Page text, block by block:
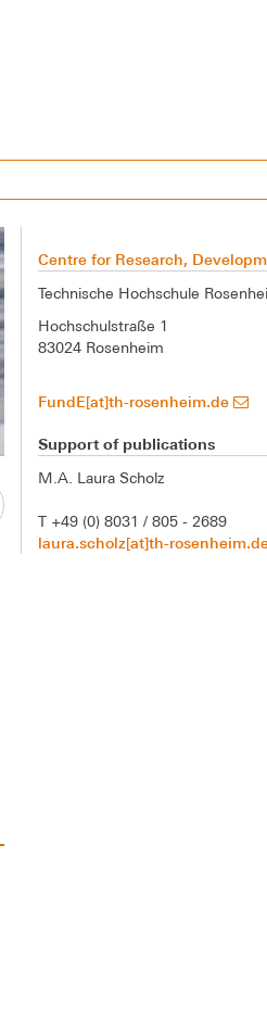
Centre for Research,
Technische Hochschule
Hochschulstraße 1
83024 Rosenheim
FundE[at]th-rosenheim.de
Support of publications
M.A. Laura Scholz
T +49 (0) 8031 / 805 - 2689
laura.scholz[at]th-